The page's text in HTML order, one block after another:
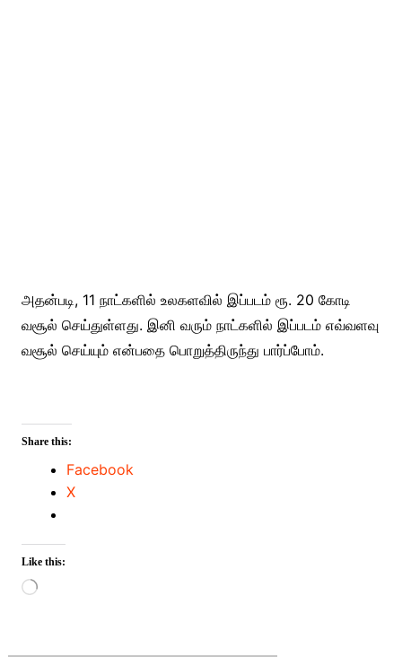
அதன்படி, 11 நாட்களில் உலகளவில் இப்படம் ரூ. 20 கோடி
வசூல் செய்துள்ளது. இனி வரும் நாட்களில் இப்படம் எவ்வளவு
வசூல் செய்யும் என்பதை பொறுத்திருந்து பார்ப்போம்.
Share this:
Facebook
X
Like this:
Loading…